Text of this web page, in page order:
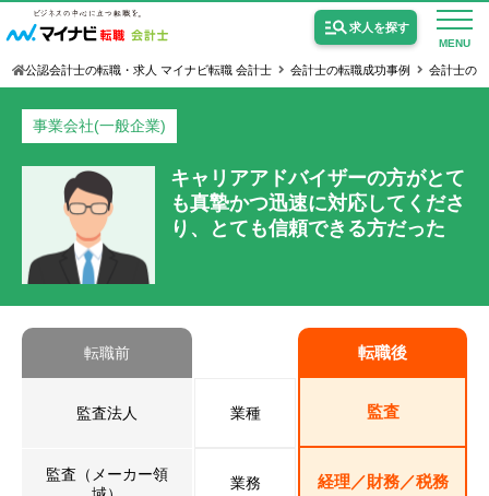
MENU
求人を探す
公認会計士の求人
USCPA（米国公認会計士）の求人
女性会計士の転職
公認会計士の転職・求人 マイナビ転職 会計士 会計士の転職成功事例 会計士の
事業会社(一般企業)
キャリアアドバイザーの方がとて
も真摯かつ迅速に対応してくださ
り、とても信頼できる方だった
転職前 転職後
監査法人 業種 監査
監査（メーカー領
業務 経理／財務／税務